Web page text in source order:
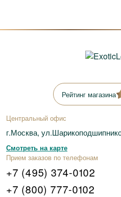
Рейтинг магазина
Центральный офис
г.Москва,
Смотреть на карте
Прием заказов по телефонам
+7 (495) 374-0102
+7 (800) 777-0102